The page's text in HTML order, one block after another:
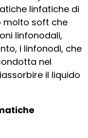
linfatiche di
molto soft che
linfonodali,
i linfonodi, che
nel
il liquido